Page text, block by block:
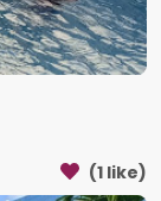
(1 like)